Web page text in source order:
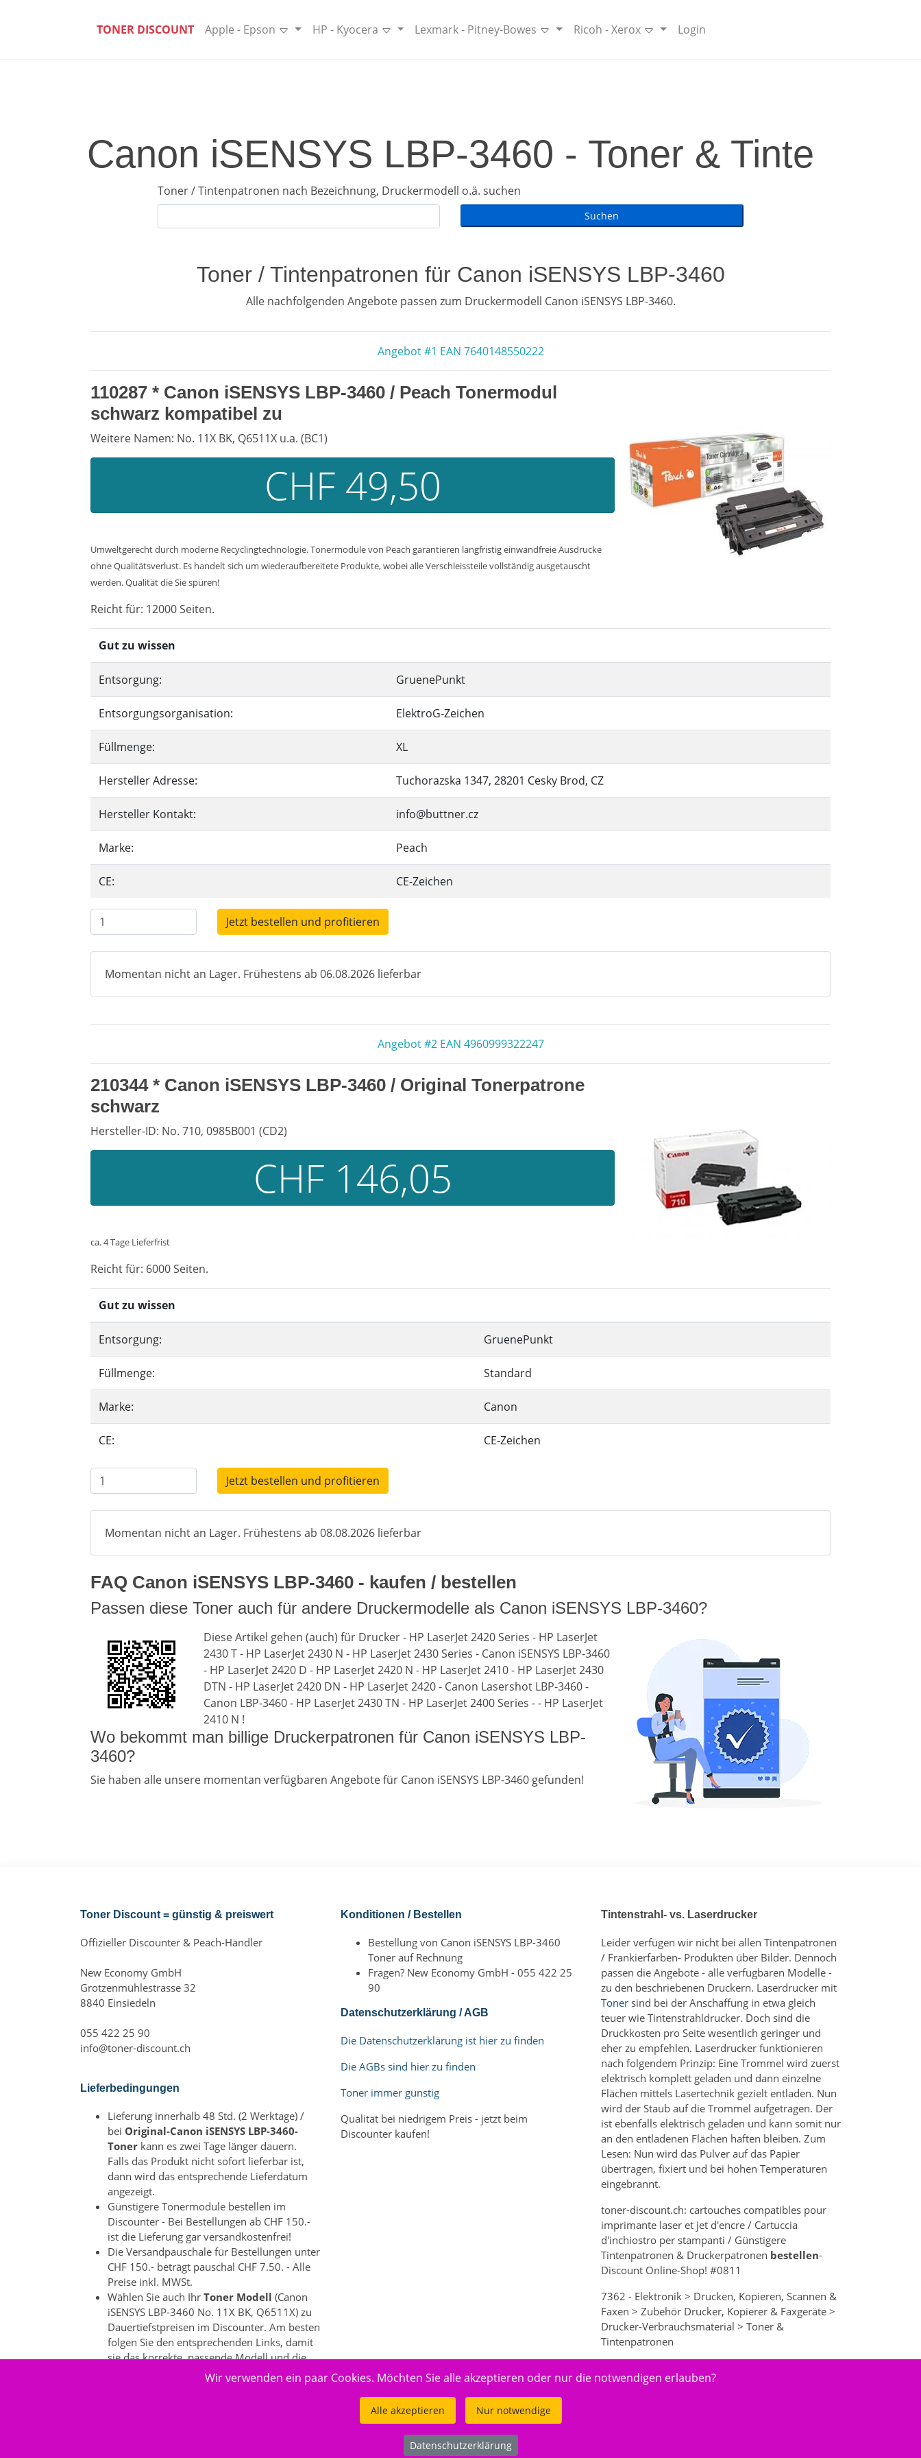
TONER DISCOUNT Apple - Epson HP - Kyocera Lexmark - Pitney-Bowes Ricoh - Xerox Login
Canon iSENSYS LBP-3460 - Toner & Tinte
Toner / Tintenpatronen nach Bezeichnung, Druckermodell o.ä. suchen
Toner / Tintenpatronen für Canon iSENSYS LBP-3460
Alle nachfolgenden Angebote passen zum Druckermodell Canon iSENSYS LBP-3460.
Angebot #1 EAN 7640148550222
110287 * Canon iSENSYS LBP-3460 / Peach Tonermodul
schwarz kompatibel zu
Weitere Namen: No. 11X BK, Q6511X u.a. (BC1)
CHF 49,50
Umweltgerecht durch moderne Recyclingtechnologie. Tonermodule von Peach garantieren langfristig einwandfreie Ausdrucke
ohne Qualitätsverlust. Es handelt sich um wiederaufbereitete Produkte, wobei alle Verschleissteile vollständig ausgetauscht
werden. Qualität die Sie spüren!
Reicht für: 12000 Seiten.
Gut zu wissen
Entsorgung: GruenePunkt
Entsorgungsorganisation: ElektroG-Zeichen
Füllmenge: XL
Hersteller Adresse: Tuchorazska 1347, 28201 Cesky Brod, CZ
Hersteller Kontakt: info@buttner.cz
Marke: Peach
CE: CE-Zeichen
Jetzt bestellen und profitieren
Momentan nicht an Lager. Frühestens ab 06.08.2026 lieferbar
Angebot #2 EAN 4960999322247
210344 * Canon iSENSYS LBP-3460 / Original Tonerpatrone
schwarz
Hersteller-ID: No. 710, 0985B001 (CD2)
CHF 146,05
ca. 4 Tage Lieferfrist
Reicht für: 6000 Seiten.
Gut zu wissen
Entsorgung: GruenePunkt
Füllmenge: Standard
Marke: Canon
CE: CE-Zeichen
Jetzt bestellen und profitieren
Momentan nicht an Lager. Frühestens ab 08.08.2026 lieferbar
FAQ Canon iSENSYS LBP-3460 - kaufen / bestellen
Passen diese Toner auch für andere Druckermodelle als Canon iSENSYS LBP-3460?
Diese Artikel gehen (auch) für Drucker - HP LaserJet 2420 Series - HP LaserJet
2430 T - HP LaserJet 2430 N - HP LaserJet 2430 Series - Canon iSENSYS LBP-3460
- HP LaserJet 2420 D - HP LaserJet 2420 N - HP LaserJet 2410 - HP LaserJet 2430
DTN - HP LaserJet 2420 DN - HP LaserJet 2420 - Canon Lasershot LBP-3460 -
Canon LBP-3460 - HP LaserJet 2430 TN - HP LaserJet 2400 Series - - HP LaserJet
2410 N !
Wo bekommt man billige Druckerpatronen für Canon iSENSYS LBP-
3460?
Sie haben alle unsere momentan verfügbaren Angebote für Canon iSENSYS LBP-3460 gefunden!
Toner Discount = günstig & preiswert
Offizieller Discounter & Peach-Händler
New Economy GmbH
Grotzenmühlestrasse 32
8840 Einsiedeln
055 422 25 90
info@toner-discount.ch
Lieferbedingungen
Lieferung innerhalb 48 Std. (2 Werktage) /
bei Original-Canon iSENSYS LBP-3460-
Toner kann es zwei Tage länger dauern.
Falls das Produkt nicht sofort lieferbar ist,
dann wird das entsprechende Lieferdatum
angezeigt.
Günstigere Tonermodule bestellen im
Discounter - Bei Bestellungen ab CHF 150.-
ist die Lieferung gar versandkostenfrei!
Die Versandpauschale für Bestellungen unter
CHF 150.- beträgt pauschal CHF 7.50. - Alle
Preise inkl. MWSt.
Wählen Sie auch Ihr Toner Modell (Canon
iSENSYS LBP-3460 No. 11X BK, Q6511X) zu
Dauertiefstpreisen im Discounter. Am besten
folgen Sie den entsprechenden Links, damit
sie das korrekte, passende Modell und die
dazu passenden Produkte auswählen
Konditionen / Bestellen
Bestellung von Canon iSENSYS LBP-3460
Toner auf Rechnung
Fragen? New Economy GmbH - 055 422 25
90
Datenschutzerklärung / AGB
Die Datenschutzerklärung ist hier zu finden
Die AGBs sind hier zu finden
Toner immer günstig
Qualität bei niedrigem Preis - jetzt beim
Discounter kaufen!
Tintenstrahl- vs. Laserdrucker
Leider verfügen wir nicht bei allen Tintenpatronen
/ Frankierfarben- Produkten über Bilder. Dennoch
passen die Angebote - alle verfügbaren Modelle -
zu den beschriebenen Druckern. Laserdrucker mit
Toner sind bei der Anschaffung in etwa gleich
teuer wie Tintenstrahldrucker. Doch sind die
Druckkosten pro Seite wesentlich geringer und
eher zu empfehlen. Laserdrucker funktionieren
nach folgendem Prinzip: Eine Trommel wird zuerst
elektrisch komplett geladen und dann einzelne
Flächen mittels Lasertechnik gezielt entladen. Nun
wird der Staub auf die Trommel aufgetragen. Der
ist ebenfalls elektrisch geladen und kann somit nur
an den entladenen Flächen haften bleiben. Zum
Lesen: Nun wird das Pulver auf das Papier
übertragen, fixiert und bei hohen Temperaturen
eingebrannt.
toner-discount.ch: cartouches compatibles pour
imprimante laser et jet d'encre / Cartuccia
d'inchiostro per stampanti / Günstigere
Tintenpatronen & Druckerpatronen bestellen-
Discount Online-Shop! #0811
7362 - Elektronik > Drucken, Kopieren, Scannen &
Faxen > Zubehör Drucker, Kopierer & Faxgeräte >
Drucker-Verbrauchsmaterial > Toner &
Tintenpatronen
Wir verwenden ein paar Cookies. Möchten Sie alle akzeptieren oder nur die notwendigen erlauben?
Alle akzeptieren Nur notwendige
Datenschutzerklärung